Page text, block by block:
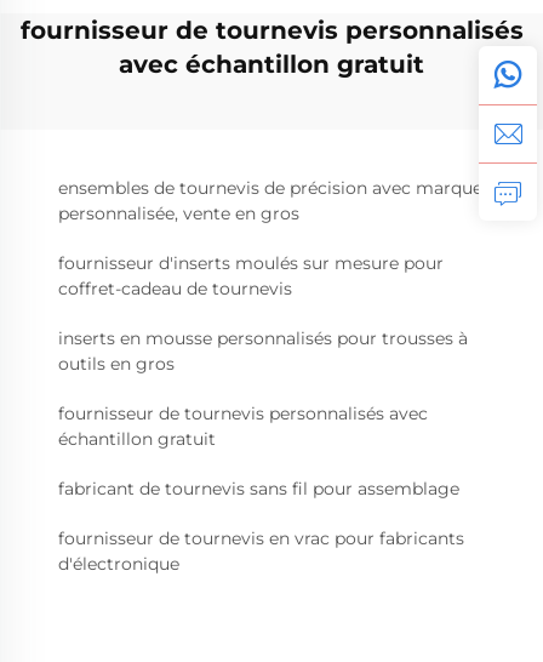
fournisseur de tournevis personnalisés
avec échantillon gratuit
ensembles de tournevis de précision avec marque
personnalisée, vente en gros
fournisseur d'inserts moulés sur mesure pour
coffret-cadeau de tournevis
inserts en mousse personnalisés pour trousses à
outils en gros
fournisseur de tournevis personnalisés avec
échantillon gratuit
fabricant de tournevis sans fil pour assemblage
fournisseur de tournevis en vrac pour fabricants
d'électronique